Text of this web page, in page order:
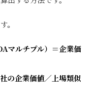
。
マルチプル）＝企業価
の企業価値／上場類似